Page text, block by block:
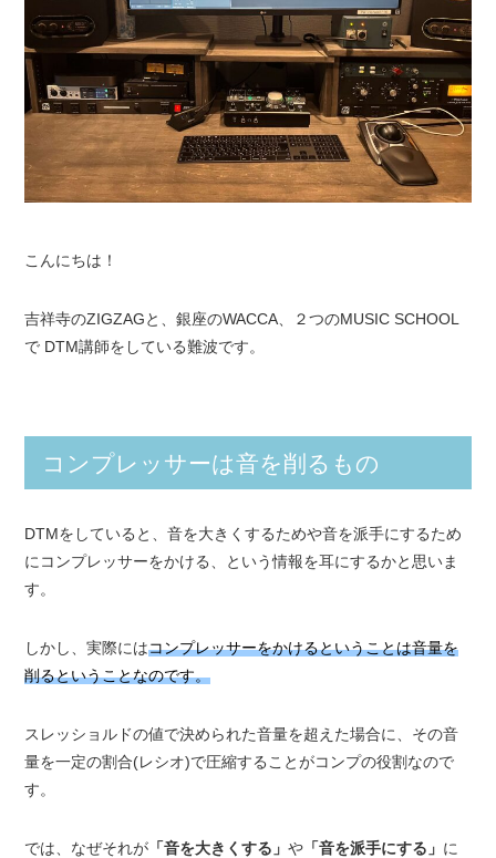
こんにちは！
吉祥寺のZIGZAGと、銀座のWACCA、２つのMUSIC SCHOOL
で DTM講師をしている難波です。
コンプレッサーは音を削るもの
DTMをしていると、音を大きくするためや音を派手にするため
にコンプレッサーをかける、という情報を耳にするかと思いま
す。
しかし、実際にはコンプレッサーをかけるということは音量を
削るということなのです。
スレッショルドの値で決められた音量を超えた場合に、その音
量を一定の割合(レシオ)で圧縮することがコンプの役割なので
す。
では、なぜそれが 「音を大きくする」や 「音を派手にする」 に